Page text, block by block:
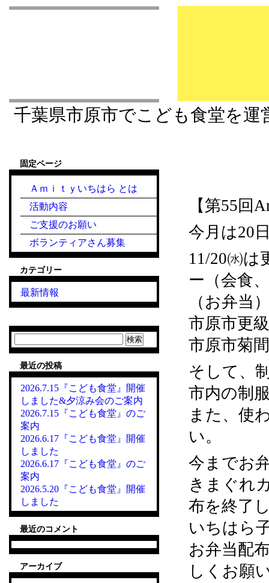
市原市こども食堂
千葉県市原市でこども食堂を
【第55回
今月は20
11/20㈬は
ー（会食
（お弁当
市原市更
市原市菊
そして、
市内の制
また、使
い。
今までお
きまぐれ
布を終了
いちはら
お弁当配
しくお願
固定ページ
Ａｍｉｔｙいちはら とは
活動内容
ご支援のお願い
ボランティアさん募集
カテゴリー
最新情報
索:
最近の投稿
2026.7.15『こども食堂』開催
しました&夕涼み会のご案内
2026.7.15『こども食堂』のご
案内
2026.6.17『こども食堂』開催
しました
2026.6.17『こども食堂』のご
案内
2026.5.20『こども食堂』開催
しました
最近のコメント
アーカイブ